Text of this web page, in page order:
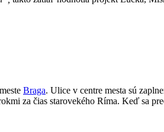
Braga. Ulice v centre mesta sú
za čias starovekého Ríma. Keď sa